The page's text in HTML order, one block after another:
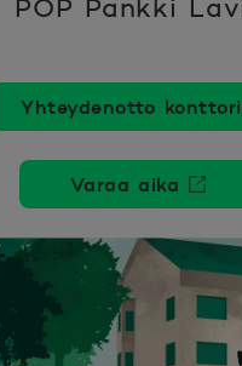
POP Pankki
Yhteydenotto
Varaa aika
Avautuu